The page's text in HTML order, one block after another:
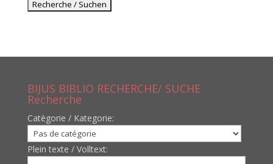
BIJUS BIBLIO RECHERCHE/ SUCHE
Recherche
Catègorie / Kategorie:
Plein texte / Volltext: